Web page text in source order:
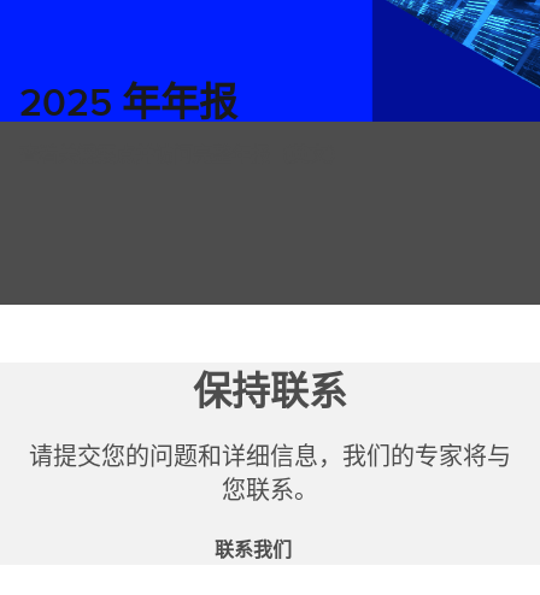
2025 年年报
保持联系
请提交您的问题和详细信息，我们的专家将与
您联系。
联系我们